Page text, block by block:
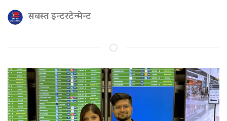
सबस्त इन्टरटेन्मेन्ट